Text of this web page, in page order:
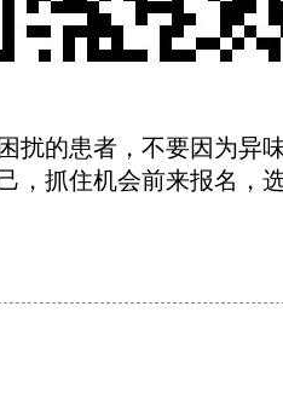
扰的患者，不要因为异
，抓住机会前来报名，